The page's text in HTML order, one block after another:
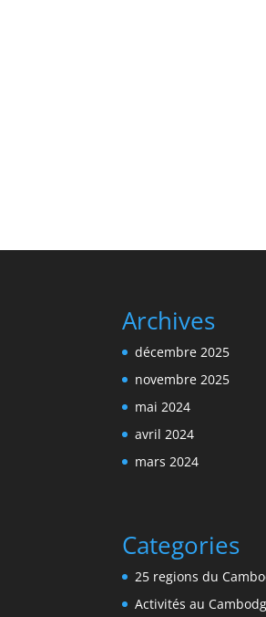
Archives
décembre 2025
novembre 2025
mai 2024
avril 2024
mars 2024
Categories
25 regions du
Activités au